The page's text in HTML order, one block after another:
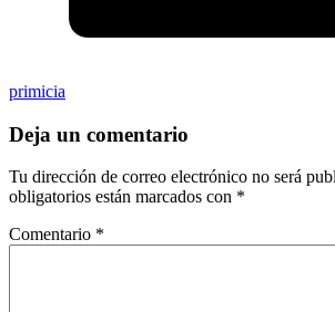
primicia
Deja un comentario
Tu dirección de correo electrónico no será
obligatorios están marcados con *
Comentario *